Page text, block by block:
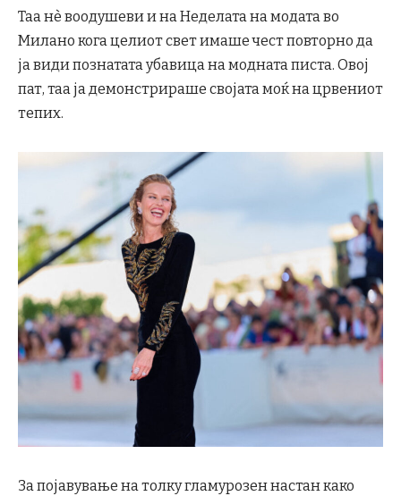
Таа нè воодушеви и на Неделата на модата во
Милано кога целиот свет имаше чест повторно да
ја види познатата убавица на модната писта. Овој
пат, таа ја демонстрираше својата моќ на црвениот
тепих.
За појавување на толку гламурозен настан како